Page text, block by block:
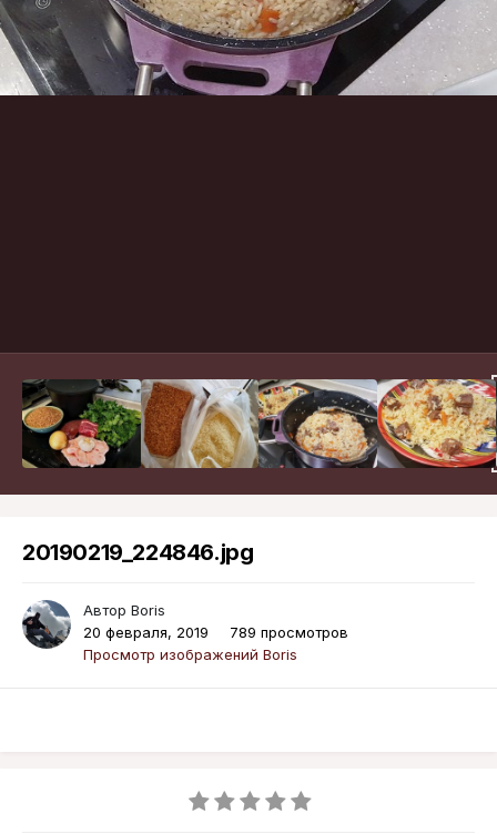
20190219_224846.jpg
Автор Boris
20 февраля, 2019
789 просмотров
Просмотр изображений Boris